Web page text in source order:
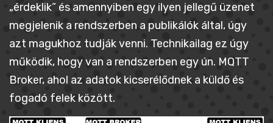
„érdeklik” és amennyiben egy ilyen jellegű üzenet
megjelenik a rendszerben a publikálók által, úgy
azt magukhoz tudják venni. Technikailag ez úgy
működik, hogy van a rendszerben egy ún. MQTT
Broker, ahol az adatok kicserélődnek a küldő és
fogadó felek között.